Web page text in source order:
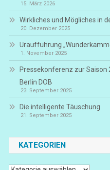
15. März 2026
Wirkliches und Mögliches in
20. Dezember 2025
Uraufführung
1. November 2025
Pressekonferenz zur Saison
Berlin DOB
23. September 2025
Die intelligente Täuschung
21. September 2025
KATEGORIEN